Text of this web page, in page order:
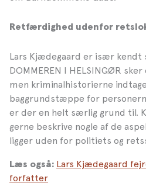
Retfærdighed udenfor
Lars Kjædegaard er især
DOMMEREN I HELSINGØR
men kriminalhistorierne
baggrundstæppe for
er der en helt særlig grund til.
gerne beskrive nogle af de
ligger uden for politiets og
Læs også: Lars Kjædegaard
forfatter